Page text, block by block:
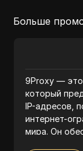
Больше
9Proxy — это
который
IP-адресов,
интернет-
мира. Он